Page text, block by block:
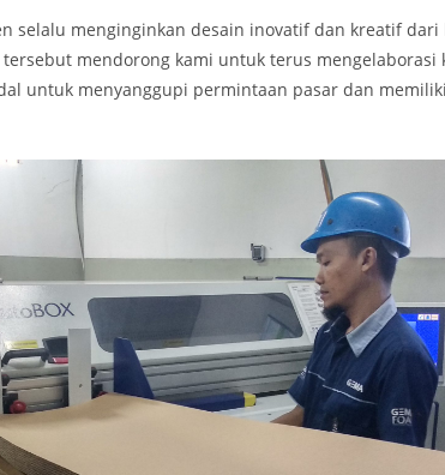
selalu menginginkan desain inovatif dan kreatif
mendorong kami untuk terus mengelaborasi
untuk menyanggupi permintaan pasar dan